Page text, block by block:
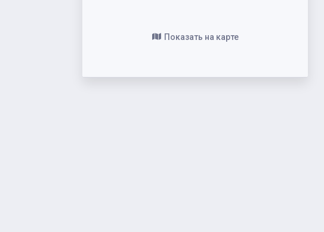
Показать на карте